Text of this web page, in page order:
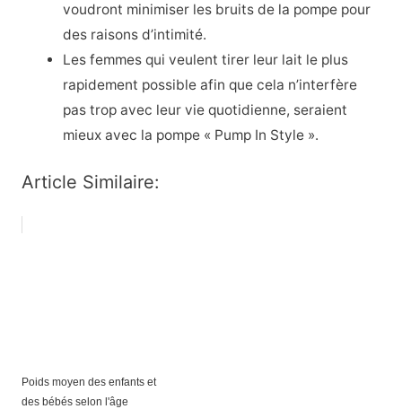
voudront minimiser les bruits de la pompe pour
des raisons d’intimité.
Les femmes qui veulent tirer leur lait le plus
rapidement possible afin que cela n’interfère
pas trop avec leur vie quotidienne, seraient
mieux avec la pompe « Pump In Style ».
Article Similaire:
Poids moyen des enfants et
des bébés selon l'âge